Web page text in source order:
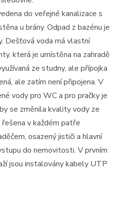
do veřejné kanalizace s
u brány. Odpad z bazénu je
Dešťová voda má vlastní
která je umístěna na zahradě
ze studny, ale přípojka
ale zatím není připojena. V
vody pro WC a pro pračky je
se změnila kvality vody ze
v každém patře
osazený jističi a hlavní
do nemovitosti. V prvním
jsou instalovány kabely UTP